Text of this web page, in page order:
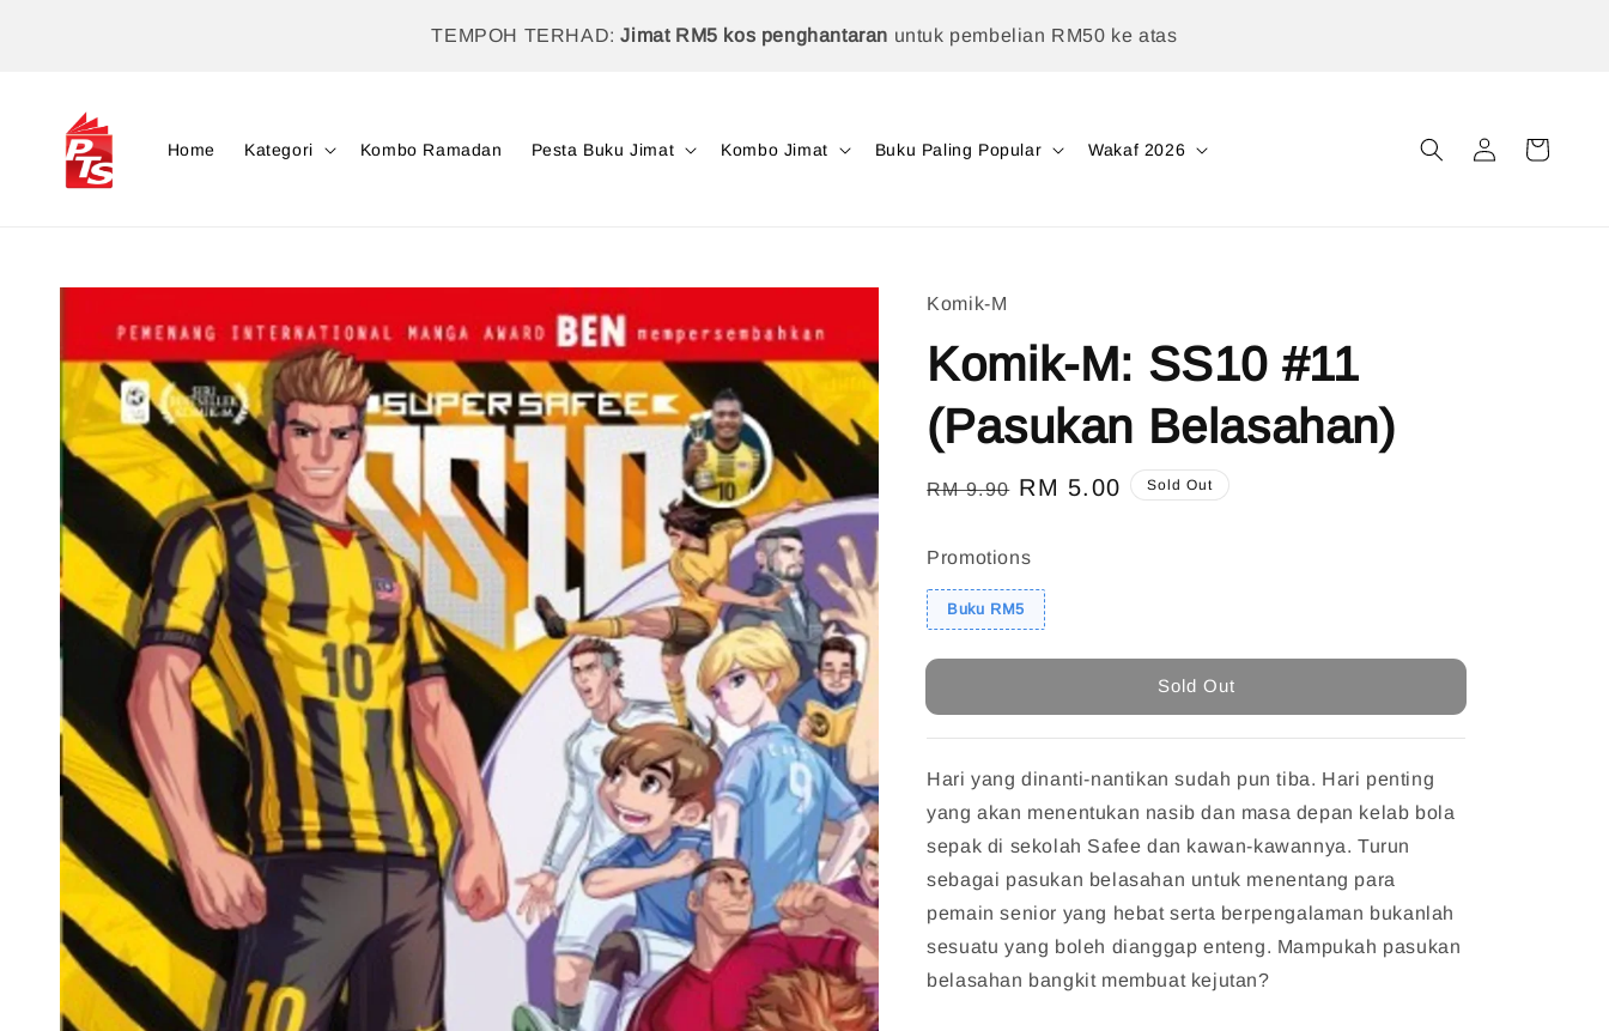
TEMPOH TERHAD:Jimat RM5 kos penghantaran untuk pembelian RM50 ke atas
Home Kategori Kombo Ramadan Pesta Buku Jimat Kombo Jimat Buku Paling Popular Wakaf 2026
Komik-M
Komik-M: SS10 #11
(Pasukan Belasahan)
Regular
RM 9.90 Sale
RM 5.00 Sold Out
Promotions
Buku RM5
Sold Out
Hari yang dinanti-nantikan sudah pun tiba. Hari penting
yang akan menentukan nasib dan masa depan kelab bola
sepak di sekolah Safee dan kawan-kawannya. Turun
sebagai pasukan belasahan untuk menentang para
pemain senior yang hebat serta berpengalaman bukanlah
sesuatu yang boleh dianggap enteng. Mampukah pasukan
belasahan bangkit membuat kejutan?